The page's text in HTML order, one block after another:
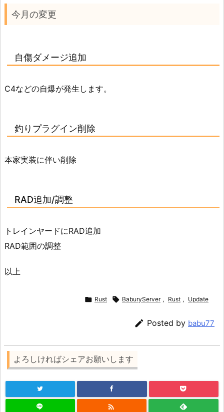
今月の変更
自傷ダメージ追加
C4などの自爆が発生します。
釣りプラグイン削除
本家実装に伴い削除
RAD追加/調整
トレインヤードにRAD追加
RAD範囲の調整
以上
 Rust  BaburyServer , Rust , Update
 Posted by babu77
よろしければシェアお願いします
